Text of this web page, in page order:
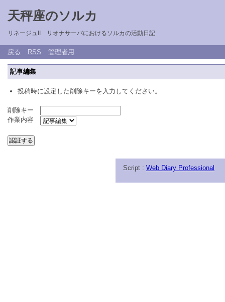
天秤座のソルカ
リネージュII リオナサーバにおけるソルカの活動日記
戻る RSS 管理者用
記事編集
投稿時に設定した削除キーを入力してください。
削除キー
作業内容
Script : Web Diary Professional